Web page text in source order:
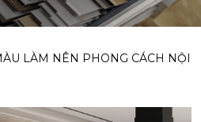
LÀM NÊN PHONG CÁCH NỘI